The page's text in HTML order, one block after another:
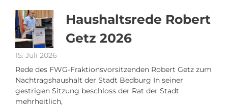
Haushaltsrede Robert
Getz 2026
15. Juli 2026
Rede des FWG-Fraktionsvorsitzenden Robert Getz zum
Nachtragshaushalt der Stadt Bedburg In seiner
gestrigen Sitzung beschloss der Rat der Stadt
mehrheitlich,